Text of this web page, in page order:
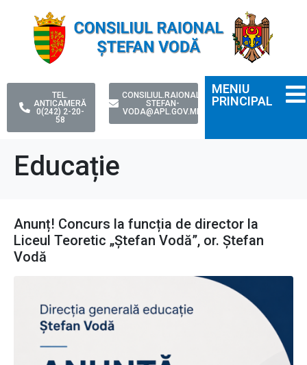
TEL.
ANTICAMERĂ
0(242) 2-20-
58
CONSILIUL.RAIONAL-
STEFAN-
VODA@APL.GOV.MD
MENIU
PRINCIPAL
Educație
Anunț! Concurs la funcția de director la
Liceul Teoretic „Ștefan Vodă”, or. Ștefan
Vodă